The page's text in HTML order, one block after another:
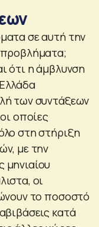
σε αυτή την
ότι η άμβλυνση
των συντάξεων
οποίες
στη στήριξη
με την
μηνιαίου
οι
το ποσοστό
κατά